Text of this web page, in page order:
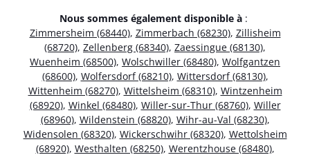
Nous sommes également disponible à :
Zimmersheim (68440), Zimmerbach (68230), Zillisheim
(68720), Zellenberg (68340), Zaessingue (68130),
Wuenheim (68500), Wolschwiller (68480), Wolfgantzen
(68600), Wolfersdorf (68210), Wittersdorf (68130),
Wittenheim (68270), Wittelsheim (68310), Wintzenheim
(68920), Winkel (68480), Willer-sur-Thur (68760), Willer
(68960), Wildenstein (68820), Wihr-au-Val (68230),
Widensolen (68320), Wickerschwihr (68320), Wettolsheim
(68920), Westhalten (68250), Werentzhouse (68480),